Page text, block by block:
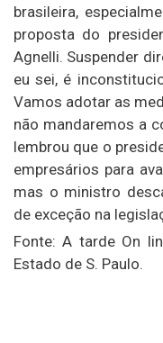
brasileira,
proposta do
Agnelli. Suspender
eu sei, é
Vamos adotar as
não mandaremos a
lembrou que o
empresários para
mas o ministro
de exceção na
Fonte: A tarde On
Estado de S. Paulo.